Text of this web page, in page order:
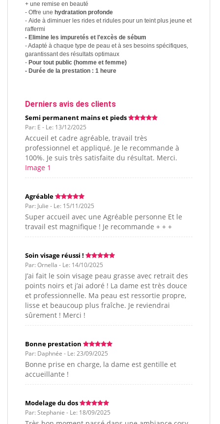
+ une remise en beauté
- Offre une hydratation profonde
- Aide à diminuer les rides et ridules pour un teint plus jeune et
raffermi
- Elimine les impuretés et l'excès de sébum
- Adapté à chaque type de peau et à ses besoins spécifiques,
garantissant des résultats optimaux
- Pour tout public (homme et femme)
- Durée de la prestation : 1 heure
Derniers avis des clients
Semi permanent mains et pieds
Par: E - Le: 13/12/2025
Accueil et cadre agréable, travail très
professionnel et appliqué. Je le recommande à
100%. Je suis très satisfaite du résultat. Merci.
Image 1
Agréable
Par: Julie - Le: 15/11/2025
Super accueil avec une Agréable personne Et le
travail est magnifique ! Je recommande + + +
Soin visage réussi !
Par: Ornella - Le: 14/10/2025
J’ai fait le soin visage peau grasse avec retrait des
points noirs et j’ai adoré ! La dame est très douce
et professionnelle. Ma peau est ressortie propre,
lisse et beaucoup plus fraîche. Je reviendrai
sûrement ! Merci !
Bonne prestation
Par: Daphnée - Le: 23/09/2025
Bonne prise en charge, la dame est gentille et
accueillante !
Modelage du dos
Par: Stephanie - Le: 18/09/2025